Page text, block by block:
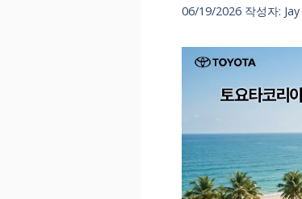
06/19/2026 작성자: